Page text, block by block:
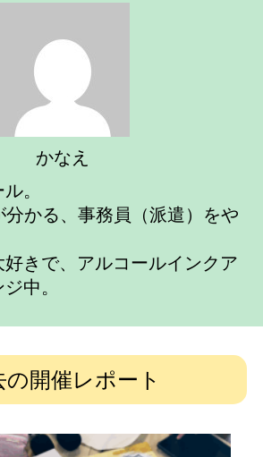
かなえ
。
かる、事務員（派遣）をや
きで、アルコールインクア
中。
の開催レポート